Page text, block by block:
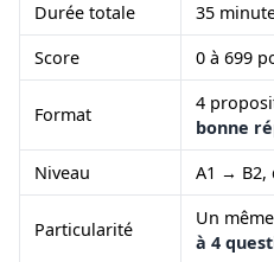
Durée totale
35
Score
0 à 699
Format
4
bonne
Niveau
A1 → B2,
Particularité
Un
à 4